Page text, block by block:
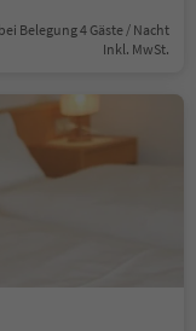
bei Belegung 4 Gäste / Nacht
Inkl. MwSt.